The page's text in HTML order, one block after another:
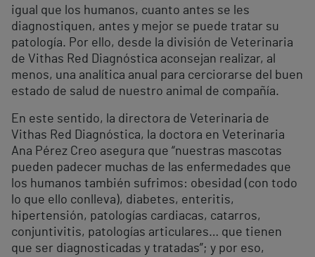
igual que los humanos, cuanto antes se les
diagnostiquen, antes y mejor se puede tratar su
patología. Por ello, desde la división de Veterinaria
de Vithas Red Diagnóstica aconsejan realizar, al
menos, una analítica anual para cerciorarse del buen
estado de salud de nuestro animal de compañía.
En este sentido, la directora de Veterinaria de
Vithas Red Diagnóstica, la doctora en Veterinaria
Ana Pérez Creo asegura que “nuestras mascotas
pueden padecer muchas de las enfermedades que
los humanos también sufrimos: obesidad (con todo
lo que ello conlleva), diabetes, enteritis,
hipertensión, patologías cardiacas, catarros,
conjuntivitis, patologías articulares… que tienen
que ser diagnosticadas y tratadas”; y por eso,